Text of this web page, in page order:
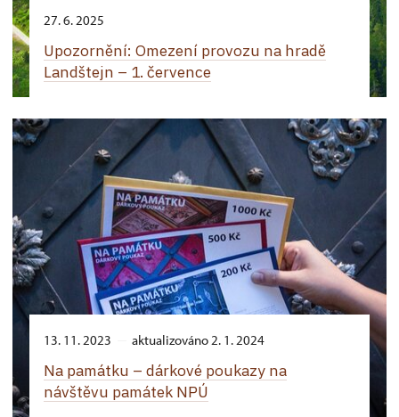
27. 6. 2025
Upozornění: Omezení provozu na hradě
Landštejn – 1. července
13. 11. 2023 aktualizováno 2. 1. 2024
Na památku –⁠ dárkové poukazy na
návštěvu památek NPÚ